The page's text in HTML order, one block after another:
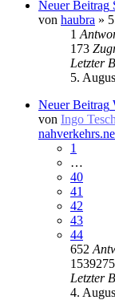
Neuer Beitrag
von haubra »
1
173
Letzter
5.
Neuer Beitrag
von Ingo
1
…
40
41
42
43
44
652
1539275
Letzter
4.